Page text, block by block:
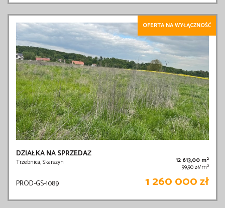
OFERTA NA WYŁĄCZNOŚĆ
DZIAŁKA NA SPRZEDAŻ
Trzebnica, Skarszyn 12 613,00 m2
99,90 zł/m2
PROD-GS-1089 1 260 000 zł